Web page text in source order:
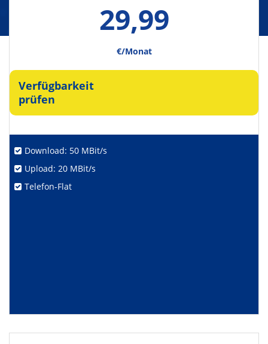
29,99
€/Monat
Verfügbarkeit
prüfen
Download: 50 MBit/s
Upload: 20 MBit/s
Telefon-Flat